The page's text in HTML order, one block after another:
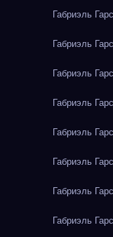
Габриэль
Габриэль
Габриэль
Габриэль
Габриэль
Габриэль
Габриэль
Габриэль